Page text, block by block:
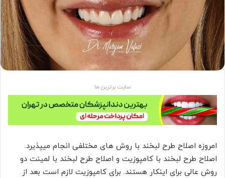
سایت برترین ها
امروزه اصلاح طرح لبخند با روش های مختلفی انجام میپذیرد.
اصلاح طرح لبخند با کامپوزیت و اصلاح طرح لبخند با لمینت دو
روش عالی برای اینکار هستند. برای کامپوزیت لازم است بعد از